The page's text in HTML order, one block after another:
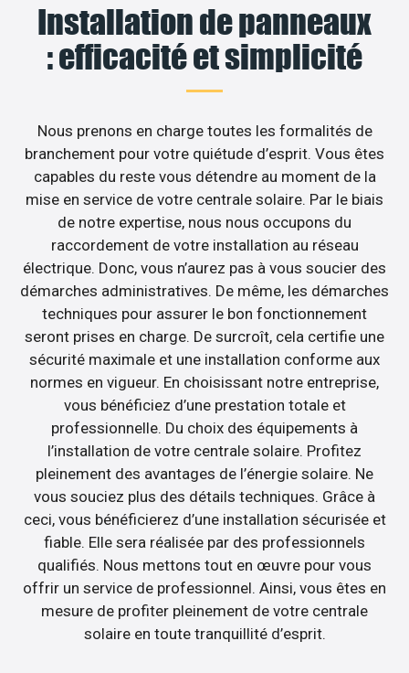
Installation de panneaux
: efficacité et simplicité
Nous prenons en charge toutes les formalités de
branchement pour votre quiétude d’esprit. Vous êtes
capables du reste vous détendre au moment de la
mise en service de votre centrale solaire. Par le biais
de notre expertise, nous nous occupons du
raccordement de votre installation au réseau
électrique. Donc, vous n’aurez pas à vous soucier des
démarches administratives. De même, les démarches
techniques pour assurer le bon fonctionnement
seront prises en charge. De surcroît, cela certifie une
sécurité maximale et une installation conforme aux
normes en vigueur. En choisissant notre entreprise,
vous bénéficiez d’une prestation totale et
professionnelle. Du choix des équipements à
l’installation de votre centrale solaire. Profitez
pleinement des avantages de l’énergie solaire. Ne
vous souciez plus des détails techniques. Grâce à
ceci, vous bénéficierez d’une installation sécurisée et
fiable. Elle sera réalisée par des professionnels
qualifiés. Nous mettons tout en œuvre pour vous
offrir un service de professionnel. Ainsi, vous êtes en
mesure de profiter pleinement de votre centrale
solaire en toute tranquillité d’esprit.